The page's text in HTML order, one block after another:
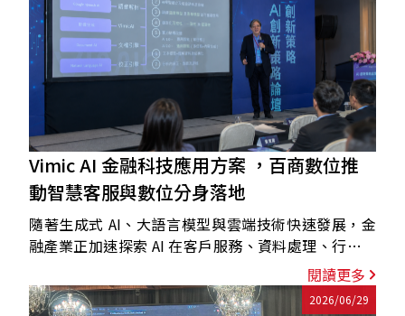
Vimic AI 金融科技應用方案 ，百商數位推
動智慧客服與數位分身落地
隨著生成式 AI、大語言模型與雲端技術快速發展，金
融產業正加速探索 AI 在客戶服務、資料處理、行銷應
閱讀更多
2026/06/29